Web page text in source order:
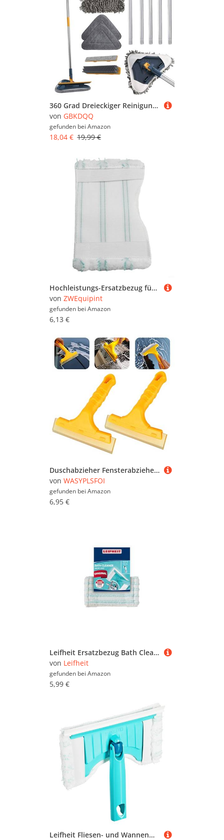
360 Grad Dreieckiger Reinigungsmopp, Fliesenwischer Wandreinigungsmopp, Fensterreiniger mit Langem Griff, Drehbarer Verstellbarer Wischmopp, Multifunktionales Wischmopp für Glaswand Bodenbelag
von GBKDQQ
gefunden bei Amazon
18,04 € 19,99 €
Hochleistungs-Ersatzbezug für Leifheit Fliesenwischer-Pad, einfaches Wechseln (4 Stück)
von ZWEquipint
gefunden bei Amazon
6,13 €
Duschabzieher Fensterabzieher Fensterwischer Fliesenwischer Abzieher Wasserabzieher Dusche Rakel für Glastüren Wände, 2er Pack
von WASYPLSFOI
gefunden bei Amazon
6,95 €
Leifheit Ersatzbezug Bath Cleaner für den Fliesen- und Wannenwischer Bath Cleaner, Wischbezug aus Mikrofaser mit Spezialborsten, extrem saugfähiger Wischer, Original
von Leifheit
gefunden bei Amazon
5,99 €
Leifheit Fliesen- und Wannenwischer "Flexi Pad" 18 cm